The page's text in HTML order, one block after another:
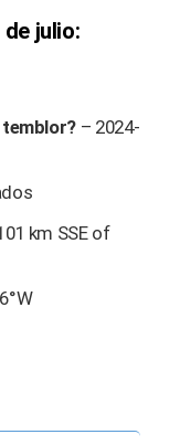
de julio:
temblor? – 2024-
km SSE of